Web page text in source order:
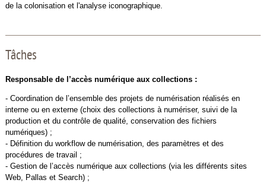
de la colonisation et l'analyse iconographique.
Tâches
Responsable de l’accès numérique aux collections :
- Coordination de l’ensemble des projets de numérisation réalisés en
interne ou en externe (choix des collections à numériser, suivi de la
production et du contrôle de qualité, conservation des fichiers
numériques) ;
- Définition du workflow de numérisation, des paramètres et des
procédures de travail ;
- Gestion de l’accès numérique aux collections (via les différents sites
Web, Pallas et Search) ;